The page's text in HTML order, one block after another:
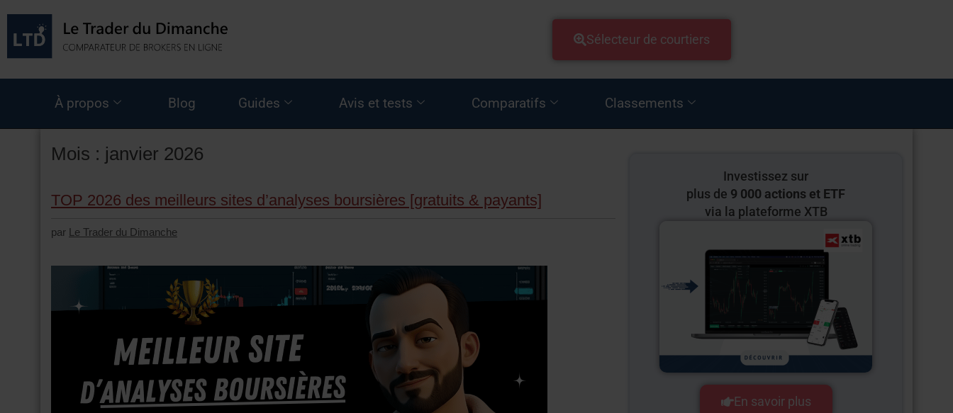
Sélecteur de courtiers
À propos Blog Guides Avis et tests Comparatifs Classements
Mois : janvier 2026
TOP 2026 des meilleurs sites d’analyses boursières [gratuits & payants]
par Le Trader du Dimanche
Investissez sur
plus de 9 000 actions et ETF
via la plateforme XTB
En savoir plus